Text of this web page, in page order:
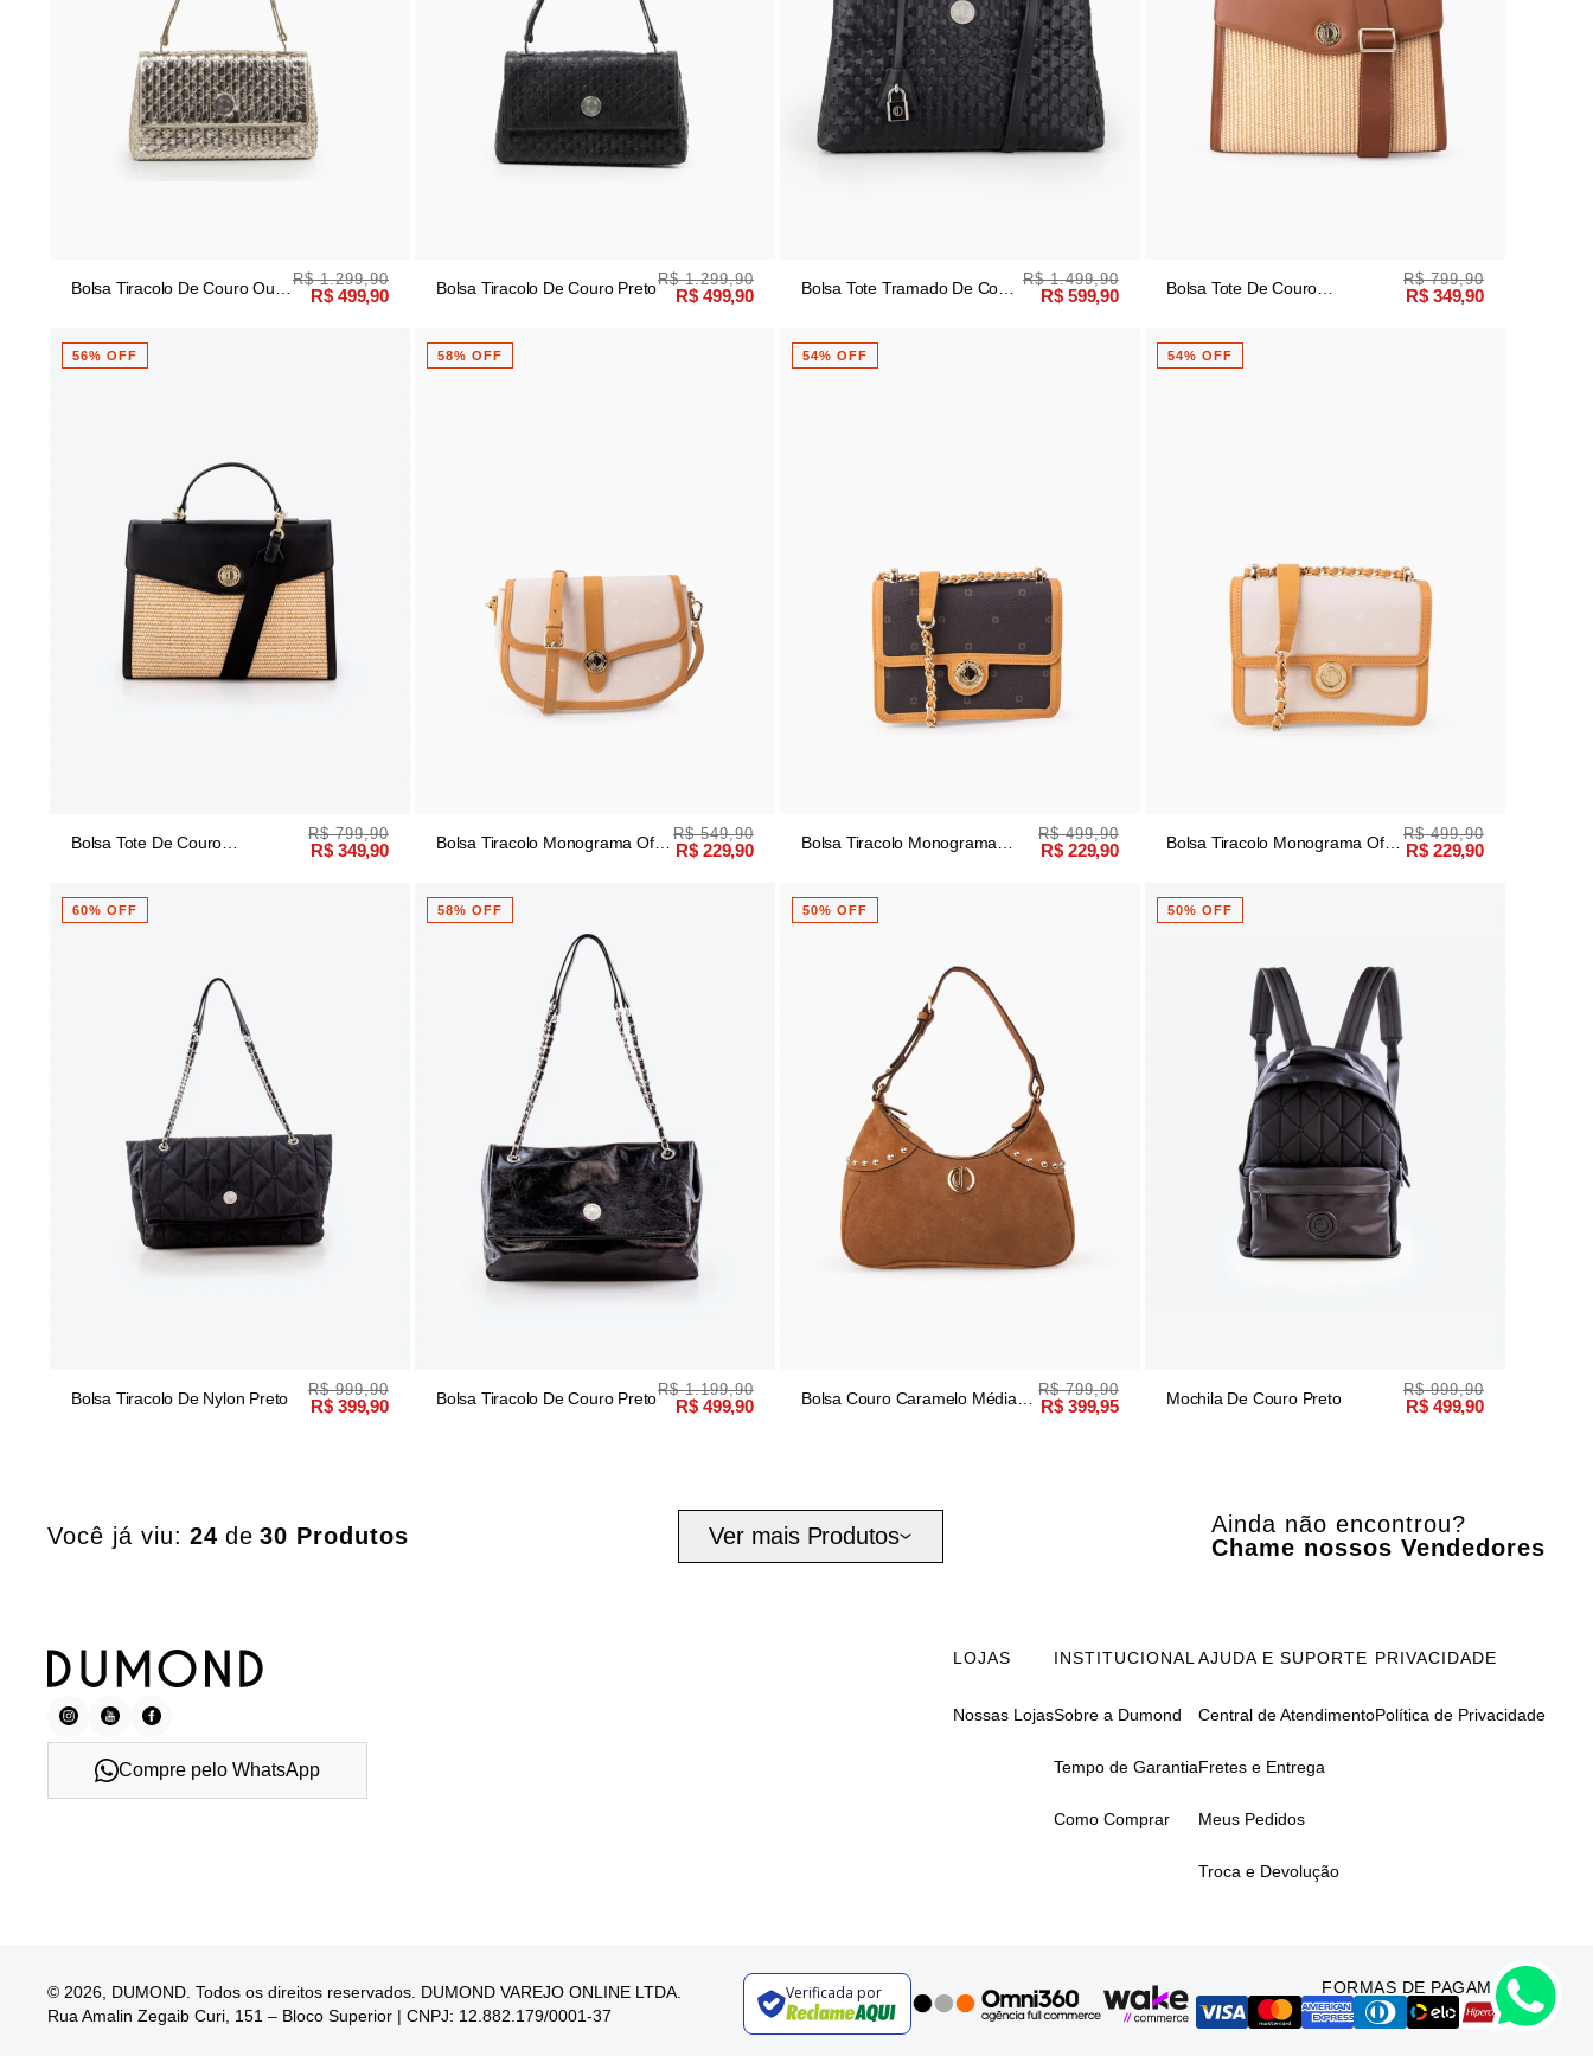
Bolsa Tiracolo De Couro Ouro
R$ 1.299,90
R$ 499,90 Bolsa Tiracolo De Couro PretoR$ 1.299,90
R$ 499,90
Bolsa Tote Tramado De Couro R$ 1.499,90
R$ 599,90
Bolsa Tote De Couro
R$ 799,90
R$ 349,90
56% OFF
Bolsa Tote De Couro
R$ 799,90
R$ 349,90
58% OFF
Bolsa Tiracolo Monograma Off
R$ 549,90
R$ 229,90
54% OFF
Bolsa Tiracolo Monograma
R$ 499,90
R$ 229,90
54% OFF
Bolsa Tiracolo Monograma Off
R$ 499,90
R$ 229,90
60% OFF
Bolsa Tiracolo De Nylon Preto R$ 999,90
R$ 399,90
58% OFF
Bolsa Tiracolo De Couro PretoR$ 1.199,90
R$ 499,90
50% OFF
Bolsa Couro Caramelo Média
R$ 799,90
R$ 399,95
50% OFF
Mochila De Couro Preto R$ 999,90
R$ 499,90
Você já viu: 24 de 30 Produtos Ver mais Produtos
Ainda não encontrou?
Chame nossos Vendedores
Compre pelo WhatsApp
LOJAS
Nossas Lojas
INSTITUCIONAL
Sobre a Dumond
Tempo de Garantia
Como Comprar
AJUDA E SUPORTE
Central de Atendimento
Fretes e Entrega
Meus Pedidos
Troca e Devolução
PRIVACIDADE
Política de Privacidade
© 2026, DUMOND. Todos os direitos reservados. DUMOND VAREJO ONLINE LTDA.
Rua Amalin Zegaib Curi, 151 – Bloco Superior | CNPJ: 12.882.179/0001-37
Verificada por FORMAS DE PAGAMENTO: